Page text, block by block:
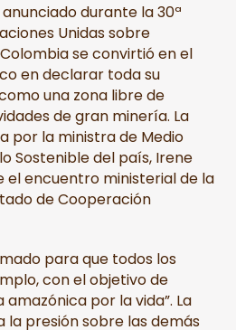
durante la 30ª
Unidas sobre
se convirtió en el
en declarar toda su
una zona libre de
de gran minería. La
por la ministra de Medio
Sostenible del país, Irene
el encuentro ministerial de la
de Cooperación
para que todos los
con el objetivo de
amazónica por la vida”. La
presión sobre las demás